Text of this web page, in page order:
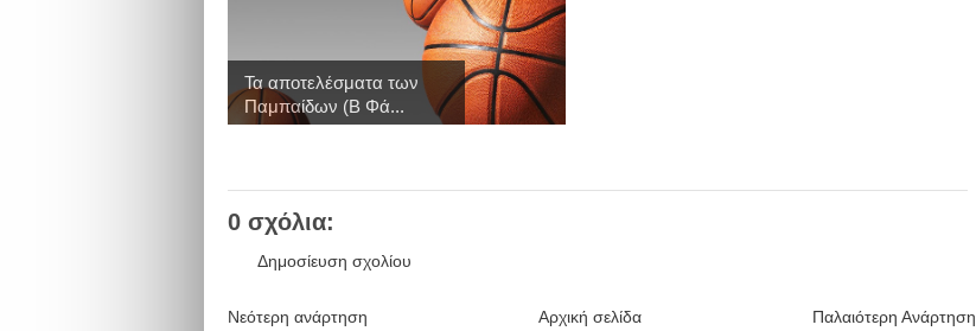
Τα αποτελέσματα των
Παμπαίδων (Β Φά...
0 σχόλια:
Δημοσίευση σχολίου
Νεότερη ανάρτηση Παλαιότερη Ανάρτηση
Αρχική σελίδα